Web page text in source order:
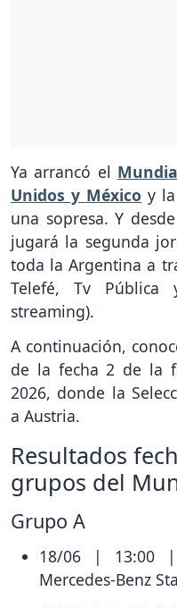
Ya arrancó el
Unidos y México y
una sopresa. Y
jugará la segunda
toda la Argentina a
Telefé, Tv Pública
streaming).
A continuación,
de la fecha 2 de la
2026, donde la
a Austria.
Resultados
grupos del
Grupo A
18/06 | 13:00 |
Mercedes-Benz